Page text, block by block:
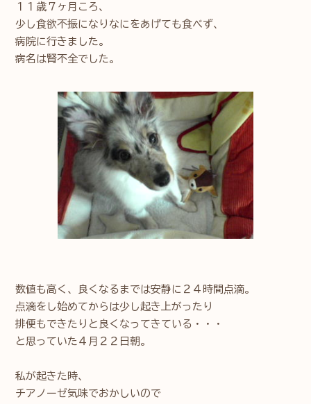
１１歳７ヶ月ころ、
少し食欲不振になりなにをあげても食べず、
病院に行きました。
病名は腎不全でした。
数値も高く、良くなるまでは安静に２４時間点滴。
点滴をし始めてからは少し起き上がったり
排便もできたりと良くなってきている・・・
と思っていた４月２２日朝。
私が起きた時、
チアノーゼ気味でおかしいので